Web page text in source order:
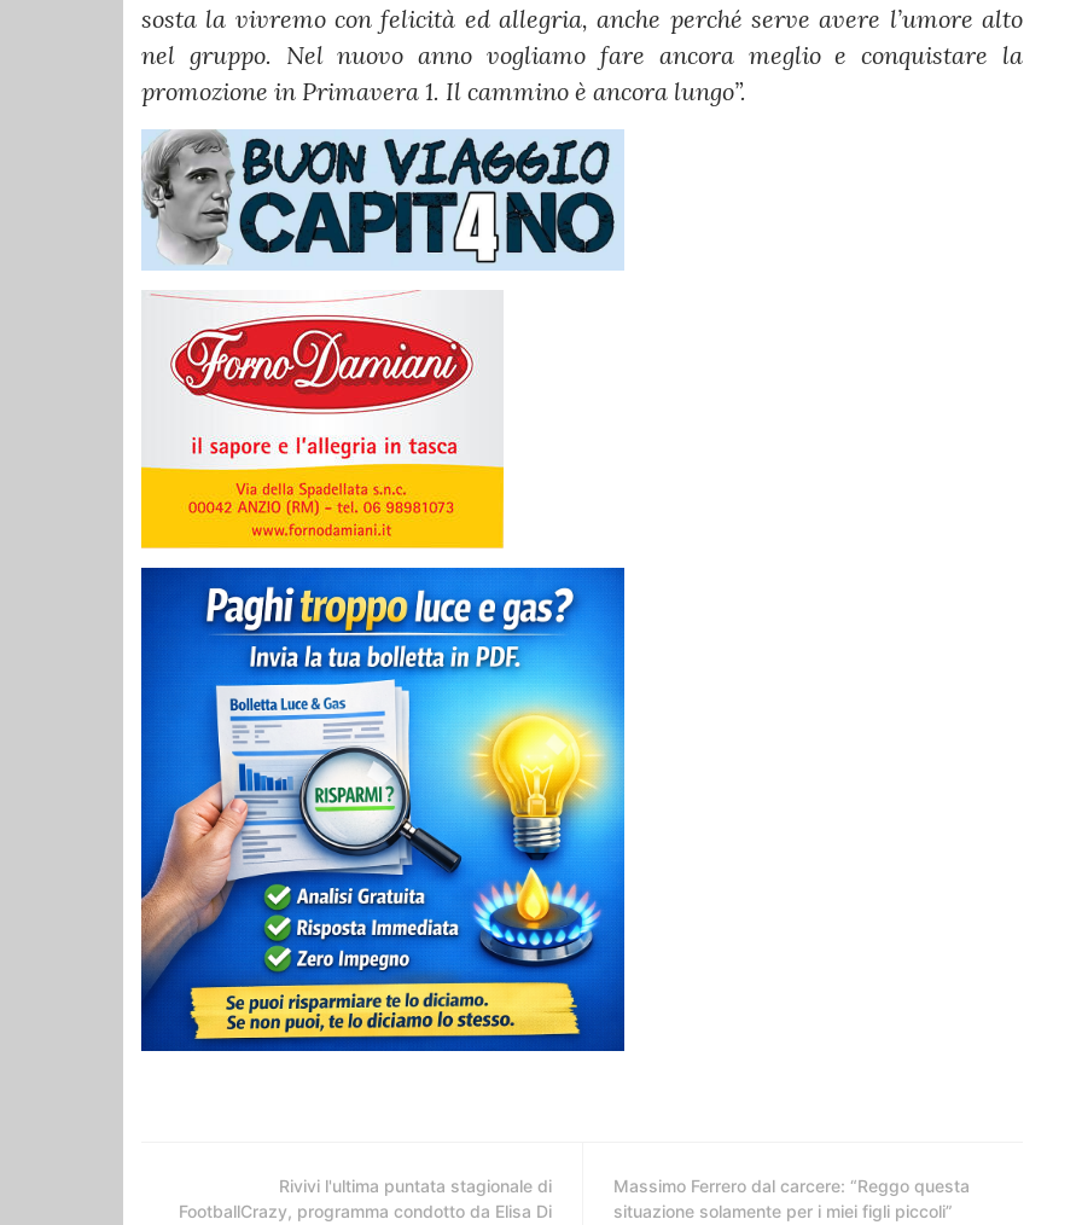
sosta la vivremo con felicità ed allegria, anche perché serve avere l’umore alto
nel gruppo. Nel nuovo anno vogliamo fare ancora meglio e conquistare la
promozione in Primavera 1. Il cammino è ancora lungo”.
Rivivi l'ultima puntata stagionale di
FootballCrazy, programma condotto da Elisa Di
Massimo Ferrero dal carcere: “Reggo questa
situazione solamente per i miei figli piccoli”